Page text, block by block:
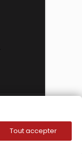
Tout accepter